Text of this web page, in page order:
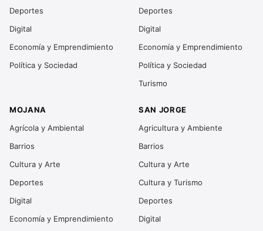
Deportes
Digital
Economía y Emprendimiento
Política y Sociedad
Deportes
Digital
Economía y Emprendimiento
Política y Sociedad
Turismo
MOJANA
Agrícola y Ambiental
Barrios
Cultura y Arte
Deportes
Digital
Economía y Emprendimiento
SAN JORGE
Agricultura y Ambiente
Barrios
Cultura y Arte
Cultura y Turismo
Deportes
Digital